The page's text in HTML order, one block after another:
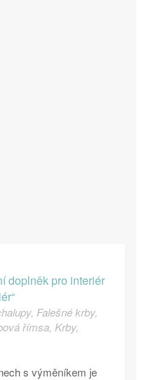
doplněk pro interiér
, Falešné krby,
římsa, Krby,
s výměníkem je